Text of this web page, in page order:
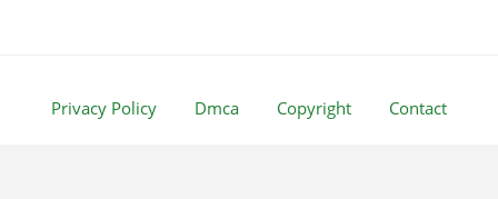
Privacy Policy Dmca Copyright Contact